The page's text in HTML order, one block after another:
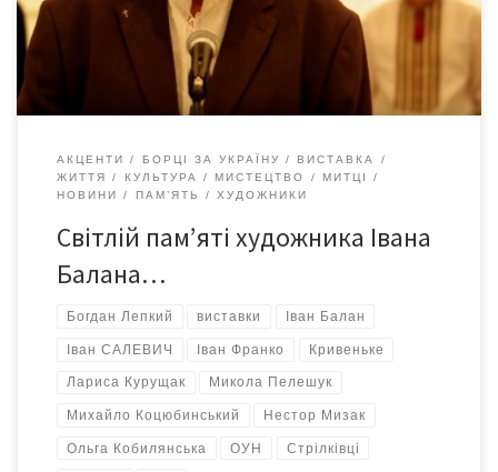
ключові етапи творчого шляху митця. Також представлені
вибрані книжкові видання, оформлені або ілюстровані Іваном
Баланом, які […]
АКЦЕНТИ БОРЦІ ЗА УКРАЇНУ
ВИСТАВКА
ЖИТТЯ
КУЛЬТУРА МИСТЕЦТВО
МИТЦІ
НОВИНИ
ПАМ’ЯТЬ ХУДОЖНИКИ
Світлій пам’яті художника Івана
Балана…
Богдан Лепкий виставки Іван Балан
Іван САЛЕВИЧ Іван Франко Кривеньке
Лариса Курущак Микола Пелешук
Михайло Коцюбинський Нестор Мизак
Ольга Кобилянська ОУН Стрілківці